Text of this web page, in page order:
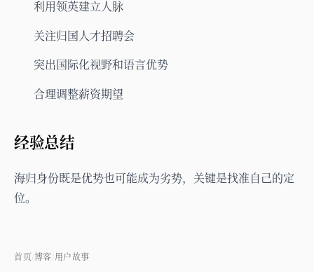
利用领英建立人脉
关注归国人才招聘会
突出国际化视野和语言优势
合理调整薪资期望
经验总结
海归身份既是优势也可能成为劣势，关键是找准自己的定
位。
首页 博客 用户故事